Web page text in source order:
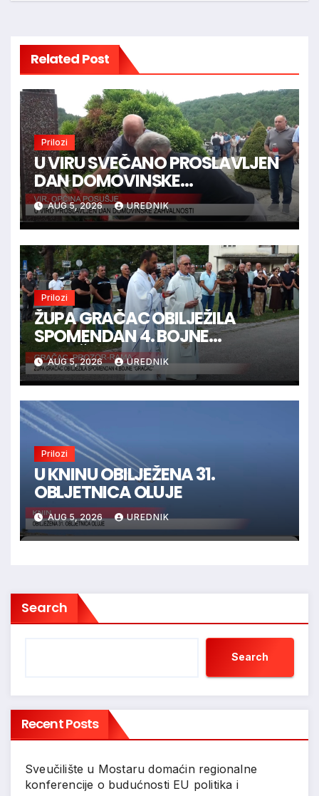
Related Post
Prilozi
U VIRU SVEČANO PROSLAVLJEN
DAN DOMOVINSKE
ZAHVALNOSTI
AUG 5, 2026 UREDNIK
Prilozi
ŽUPA GRAČAC OBILJEŽILA
SPOMENDAN 4. BOJNE
“GRAČAC”
AUG 5, 2026 UREDNIK
Prilozi
U KNINU OBILJEŽENA 31.
OBLJETNICA OLUJE
AUG 5, 2026 UREDNIK
Search
Search
Recent Posts
Sveučilište u Mostaru domaćin regionalne
konferencije o budućnosti EU politika i